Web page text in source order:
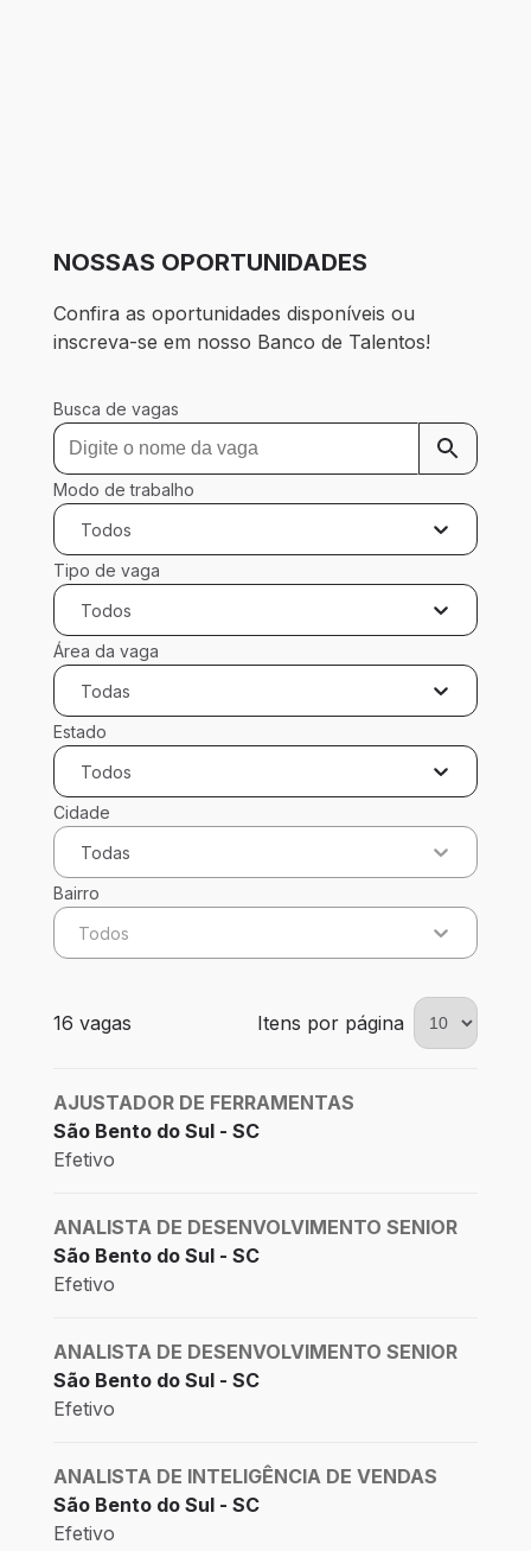
NOSSAS OPORTUNIDADES
Confira as oportunidades disponíveis ou
inscreva-se em nosso Banco de Talentos!
Busca de vagas
Modo de trabalho
Todos
Tipo de vaga
Todos
Área da vaga
Todas
Estado
Todos
Cidade
Todas
Bairro
Todos
16 vagas encontradas para 0 filtros aplicados
16 vagas Itens por página
AJUSTADOR DE FERRAMENTAS
São Bento do Sul - SC
Efetivo
ANALISTA DE DESENVOLVIMENTO SENIOR
São Bento do Sul - SC
Efetivo
ANALISTA DE DESENVOLVIMENTO SENIOR
São Bento do Sul - SC
Efetivo
ANALISTA DE INTELIGÊNCIA DE VENDAS
São Bento do Sul - SC
Efetivo